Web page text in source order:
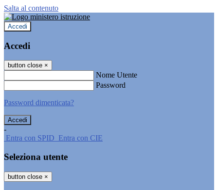
Salta al contenuto
Accedi
Accedi
button close ×
Nome Utente
Password
Password dimenticata?
-
Entra con SPID Entra con CIE
Seleziona utente
button close ×